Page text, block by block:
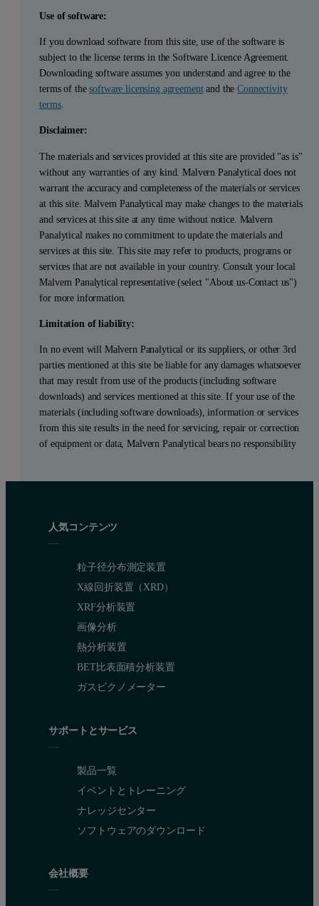
Use of software:
If you download software from this site, use of the software is
subject to the license terms in the Software Licence Agreement.
Downloading software assumes you understand and agree to the
terms of thesoftware licensing agreementand theConnectivity
terms.
Disclaimer:
The materials and services provided at this site are provided "as is"
without any warranties of any kind. Malvern Panalytical does not
warrant the accuracy and completeness of the materials or services
at this site. Malvern Panalytical may make changes to the materials
and services at this site at any time without notice. Malvern
Panalytical makes no commitment to update the materials and
services at this site. This site may refer to products, programs or
services that are not available in your country. Consult your local
Malvern Panalytical representative (select "About us-Contact us")
for more information.
Limitation of liability:
In no event will Malvern Panalytical or its suppliers, or other 3rd
parties mentioned at this site be liable for any damages whatsoever
that may result from use of the products (including software
downloads) and services mentioned at this site. If your use of the
materials (including software downloads), information or services
from this site results in the need for servicing, repair or correction
of equipment or data, Malvern Panalytical bears no responsibility
人気コンテンツ
粒子径分布測定装置
X線回折装置（XRD）
XRF分析装置
画像分析
熱分析装置
BET比表面積分析装置
ガスピクノメーター
サポートとサービス
製品一覧
イベントとトレーニング
ナレッジセンター
ソフトウェアのダウンロード
会社概要